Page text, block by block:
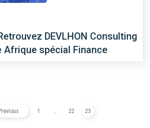
DEVLHON Consulting
Afrique spécial Finance
Previous 1 … 22 23